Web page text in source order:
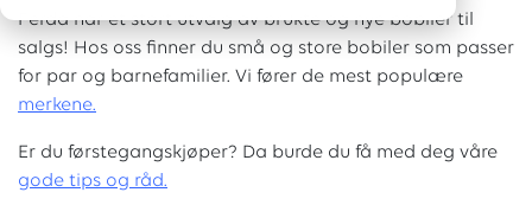
Ferda har et stort utvalg av brukte og nye bobiler til
salgs! Hos oss finner du små og store bobiler som passer
for par og barnefamilier. Vi fører de mest populære
merkene.
Er du førstegangskjøper? Da burde du få med deg våre
gode tips og råd.